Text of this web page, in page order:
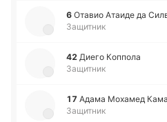
6 Отавио Атаиде да
Защитник
42 Диего Ко­ппо­ла
Защитник
17 Адама Мо­ха­мед
Защитник